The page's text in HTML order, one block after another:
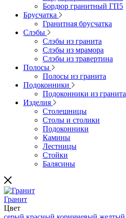
Бордюр гранитный ГП5
Брусчатка
Гранитная брусчатка
Слэбы
Слэбы из гранита
Слэбы из мрамора
Слэбы из травертина
Полосы
Полосы из гранита
Подоконники
Подоконники из гранита
Изделия
Столешницы
Столы и столики
Подоконники
Камины
Лестницы
Стойки
Балясины
Гранит
Цвет